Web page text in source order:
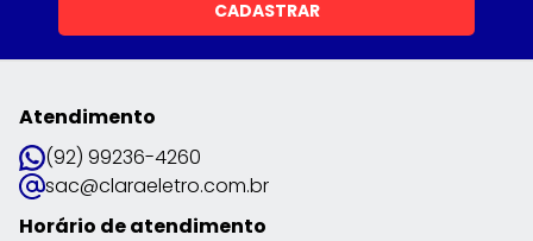
CADASTRAR
Atendimento
(92) 99236-4260
sac@claraeletro.com.br
Horário de atendimento